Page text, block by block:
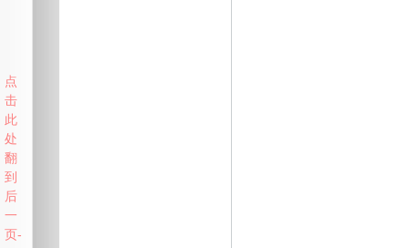
点
击
此
处
翻
到
后
一
页-